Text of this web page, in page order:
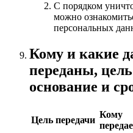
С порядком
можно
персональных
Кому и какие
переданы,
основание и
Цель передачи
Кому